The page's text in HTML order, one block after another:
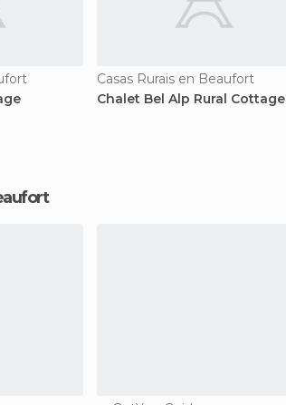
Casas Rurais en Beaufort
Chalet Bel Alp Rural Cottage